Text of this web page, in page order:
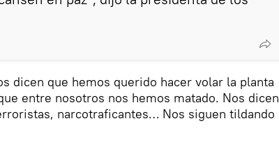
dicen que hemos querido hacer volar la planta
entre nosotros nos hemos matado. Nos dicen
narcotraficantes… Nos siguen tildando